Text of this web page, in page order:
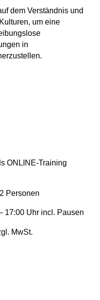
dem Verständnis und
um eine
in
ONLINE-Training
Personen
17:00 Uhr incl. Pausen
MwSt.